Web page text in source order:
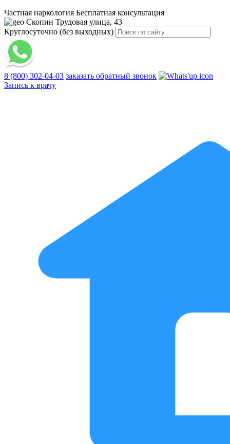
Частная наркология Бесплатная консультация
Скопин Трудовая улица, 43
Круглосуточно (без выходных)
8 (800) 302-04-03 заказать обратный звонок
Запись к врачу